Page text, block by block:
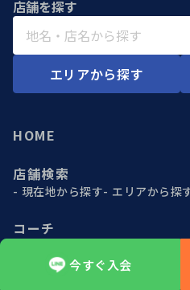
今すぐ入会
店舗を探す
エリアから探す
HOME
店舗検索
現在地から探す エリアから探す
コーチ
よくある質問